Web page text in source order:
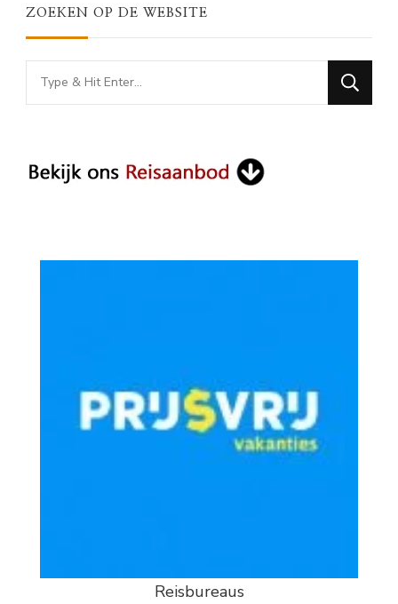
ZOEKEN OP DE WEBSITE
Looking
for
Reisbureaus